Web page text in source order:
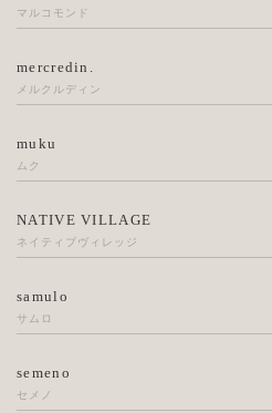
マルコモンド
mercredin.
メルクルディン
muku
ムク
NATIVE VILLAGE
ネイティブヴィレッジ
samulo
サムロ
semeno
セメノ